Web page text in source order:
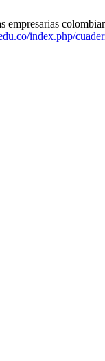
empresarias
index.php/